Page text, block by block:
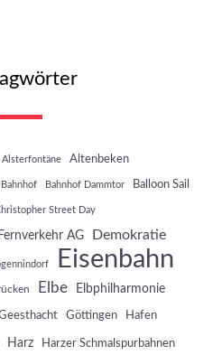
Alsterfontäne Altenbeken
Bahnhof Bahnhof Dammtor Balloon Sail
Street Day
AG Demokratie
Eisenbahn
Elbe Elbphilharmonie
Göttingen Hafen
Harz Harzer Schmalspurbahnen